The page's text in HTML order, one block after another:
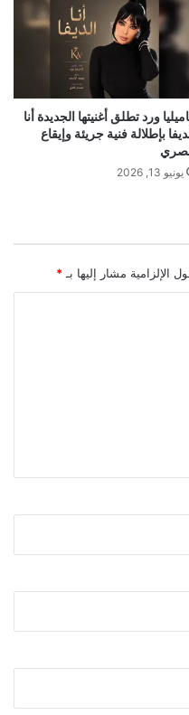
موازين
جورج لحود /
ميشال يزبك / السيد
/ المخرج عمار
السيد ربيع
akhabarqatar.com — خبر عاجل يحتفل بعيده الـ14 برعاية
ورد تطلق أغنيتها الجديدة أنا
بإطلالة فنية جريئة وإيقاع
يونيو 13, 2026
الإلزامية مشار إليها بـ *